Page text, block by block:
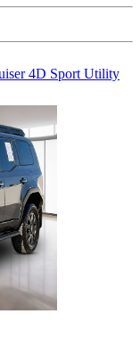
4D Sport Utility